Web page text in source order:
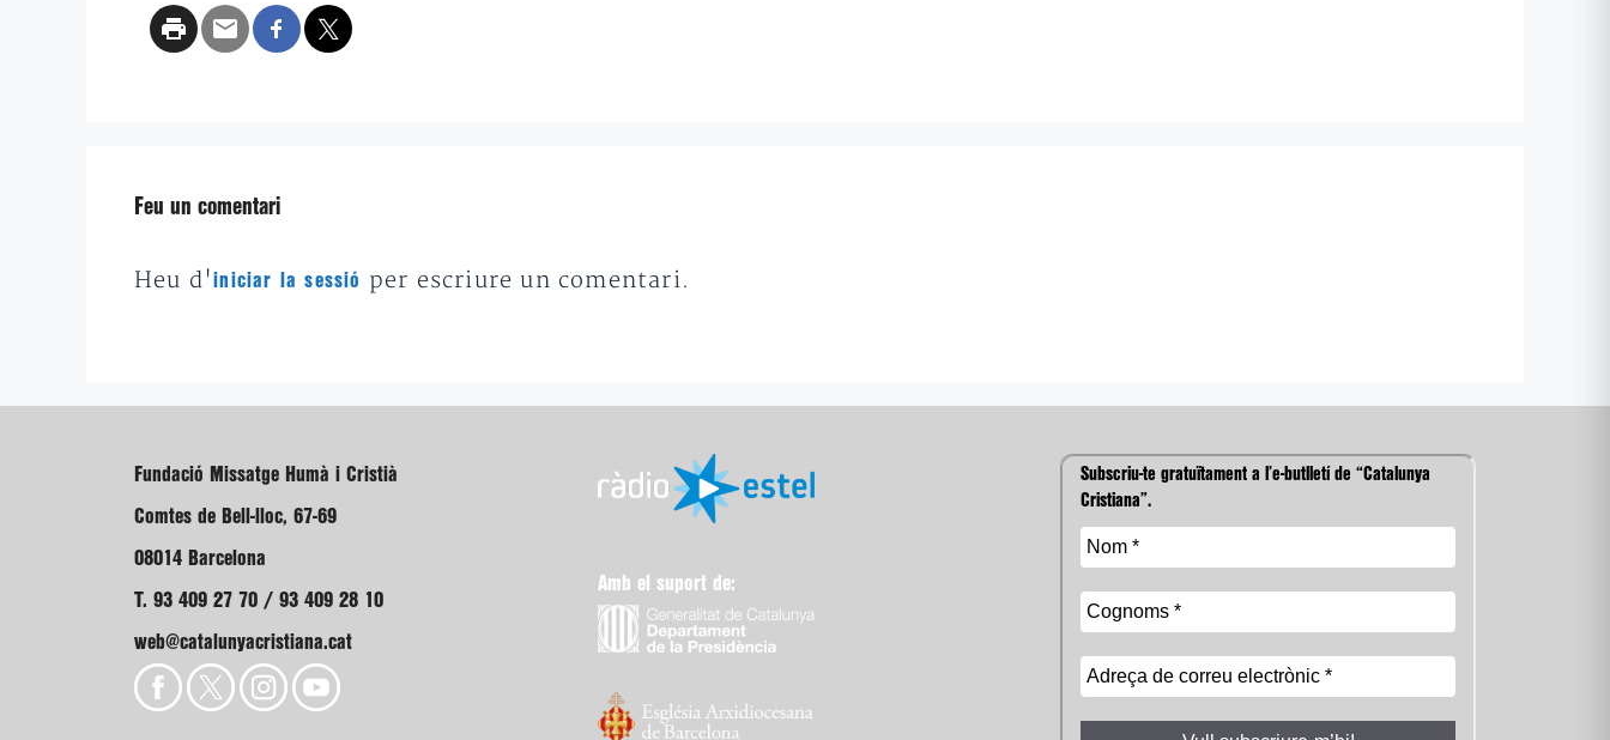
Feu un comentari
Heu d'iniciar la sessió per escriure un comentari.
Fundació Missatge Humà i Cristià
Comtes de Bell-lloc, 67-69
08014 Barcelona
T. 93 409 27 70 / 93 409 28 10
web@catalunyacristiana.cat
Amb el suport de:
Subscriu-te gratuïtament a l’e-butlletí de “Catalunya
Cristiana”.